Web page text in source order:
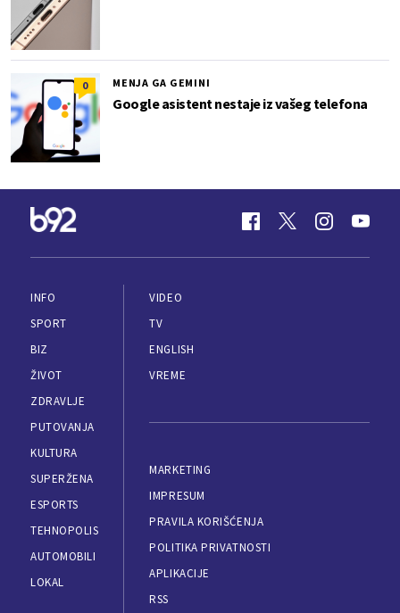
0 MENJA GA GEMINI
Google asistent nestaje iz vašeg telefona
INFO
SPORT
BIZ
ŽIVOT
ZDRAVLJE
PUTOVANJA
KULTURA
SUPERŽENA
ESPORTS
TEHNOPOLIS
AUTOMOBILI
LOKAL
VIDEO
TV
ENGLISH
VREME
MARKETING
IMPRESUM
PRAVILA KORIŠĆENJA
POLITIKA PRIVATNOSTI
APLIKACIJE
RSS